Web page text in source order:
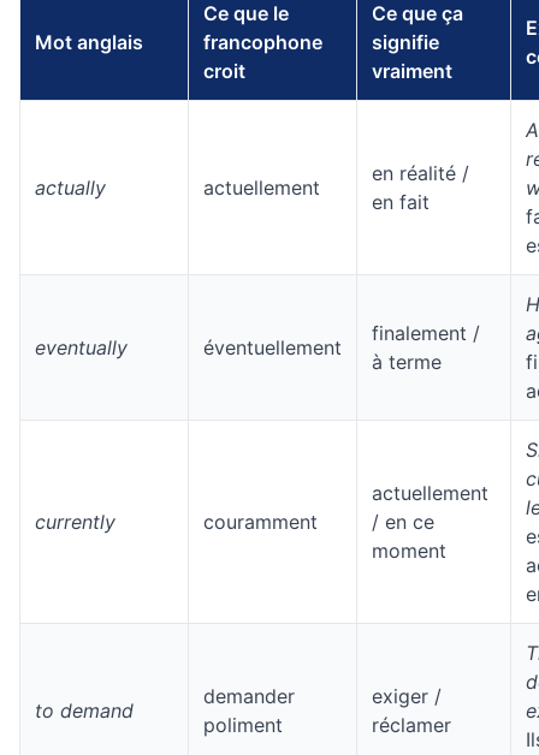
Mot anglais
Ce que le
francophone
croit
Ce que ça
signifie
vraiment
actually actuellement
en réalité /
en fait
eventually éventuellement
finalement /
à terme
currently couramment
actuellement
/ en ce
moment
to demand
demander
poliment
exiger /
réclamer